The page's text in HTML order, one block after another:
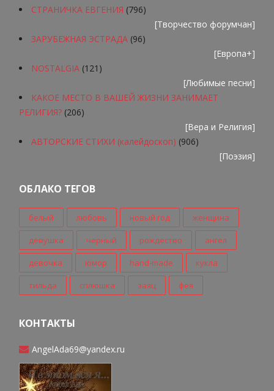
СТРАНИЧКА ЕВГЕНИЯ (796)
[Творчество форумчан]
ЗАРУБЕЖНАЯ ЭСТРАДА (96)
[Европа+]
NOSTALGIA (121)
[Любимые песни]
КАКОЕ МЕСТО В ВАШЕЙ ЖИЗНИ ЗАНИМАЕТ
РЕЛИГИЯ? (206)
[Вера и Религия]
АВТОРСКИЕ СТИХИ (калейдоскоп) (906)
[Поэзия]
ОБЛАКО ТЕГОВ
белый любовь новый год женщина
девушка черный рождество ангел
девочка юмор hand-made кукла
тильда сплюшка заяц фея
КОНТАКТЫ
AngelAda69@yandex.ru